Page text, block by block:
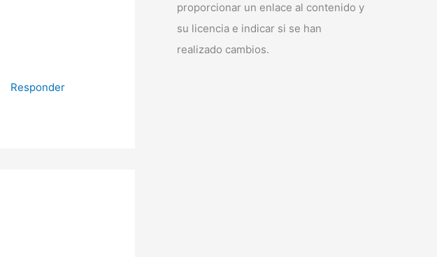
Responder
proporcionar un enlace al contenido y
su licencia e indicar si se han
realizado cambios.